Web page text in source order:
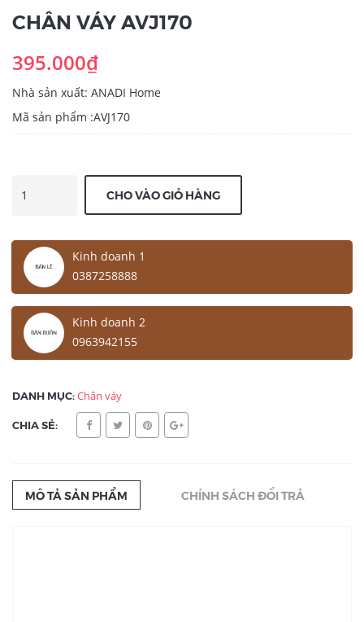
CHÂN VÁY AVJ170
395.000₫
Nhà sản xuất: ANADI Home
Mã sản phẩm :AVJ170
CHO VÀO GIỎ HÀNG
Kinh doanh 1
0387258888
Kinh doanh 2
0963942155
DANH MỤC:Chân váy
CHIA SẺ:
MÔ TẢ SẢN PHẨM CHÍNH SÁCH ĐỔI TRẢ